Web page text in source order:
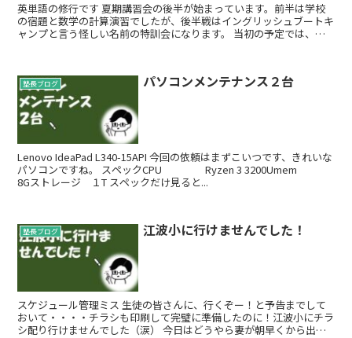
英単語の修行です 夏期講習会の後半が始まっています。前半は学校
の宿題と数学の計算演習でしたが、後半戦はイングリッシュブートキ
ャンプと言う怪しい名前の特訓会になります。 当初の予定では、２
塾長ブログ パソコンメンテナンス２台
Lenovo IdeaPad L340-15API 今回の依頼はまずこいつです、きれいな
パソコンですね。 スペックCPU Ryzen 3 3200Umem
8Gストレージ １T スペックだけ見ると...
塾長ブログ 江波小に行けませんでした！
スケジュール管理ミス 生徒の皆さんに、行くぞー！と予告までして
おいて・・・・チラシも印刷して完璧に準備したのに！江波小にチラ
シ配り行けませんでした（涙） 今日はどうやら妻が朝早くから出る